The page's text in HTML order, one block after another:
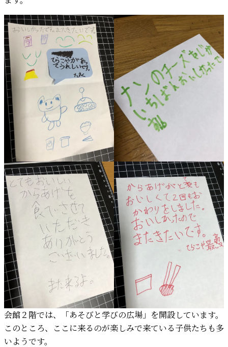
会館２階では、「あそびと学びの広場」を開設しています。
このところ、ここに来るのが楽しみで来ている子供たちも多
いようです。